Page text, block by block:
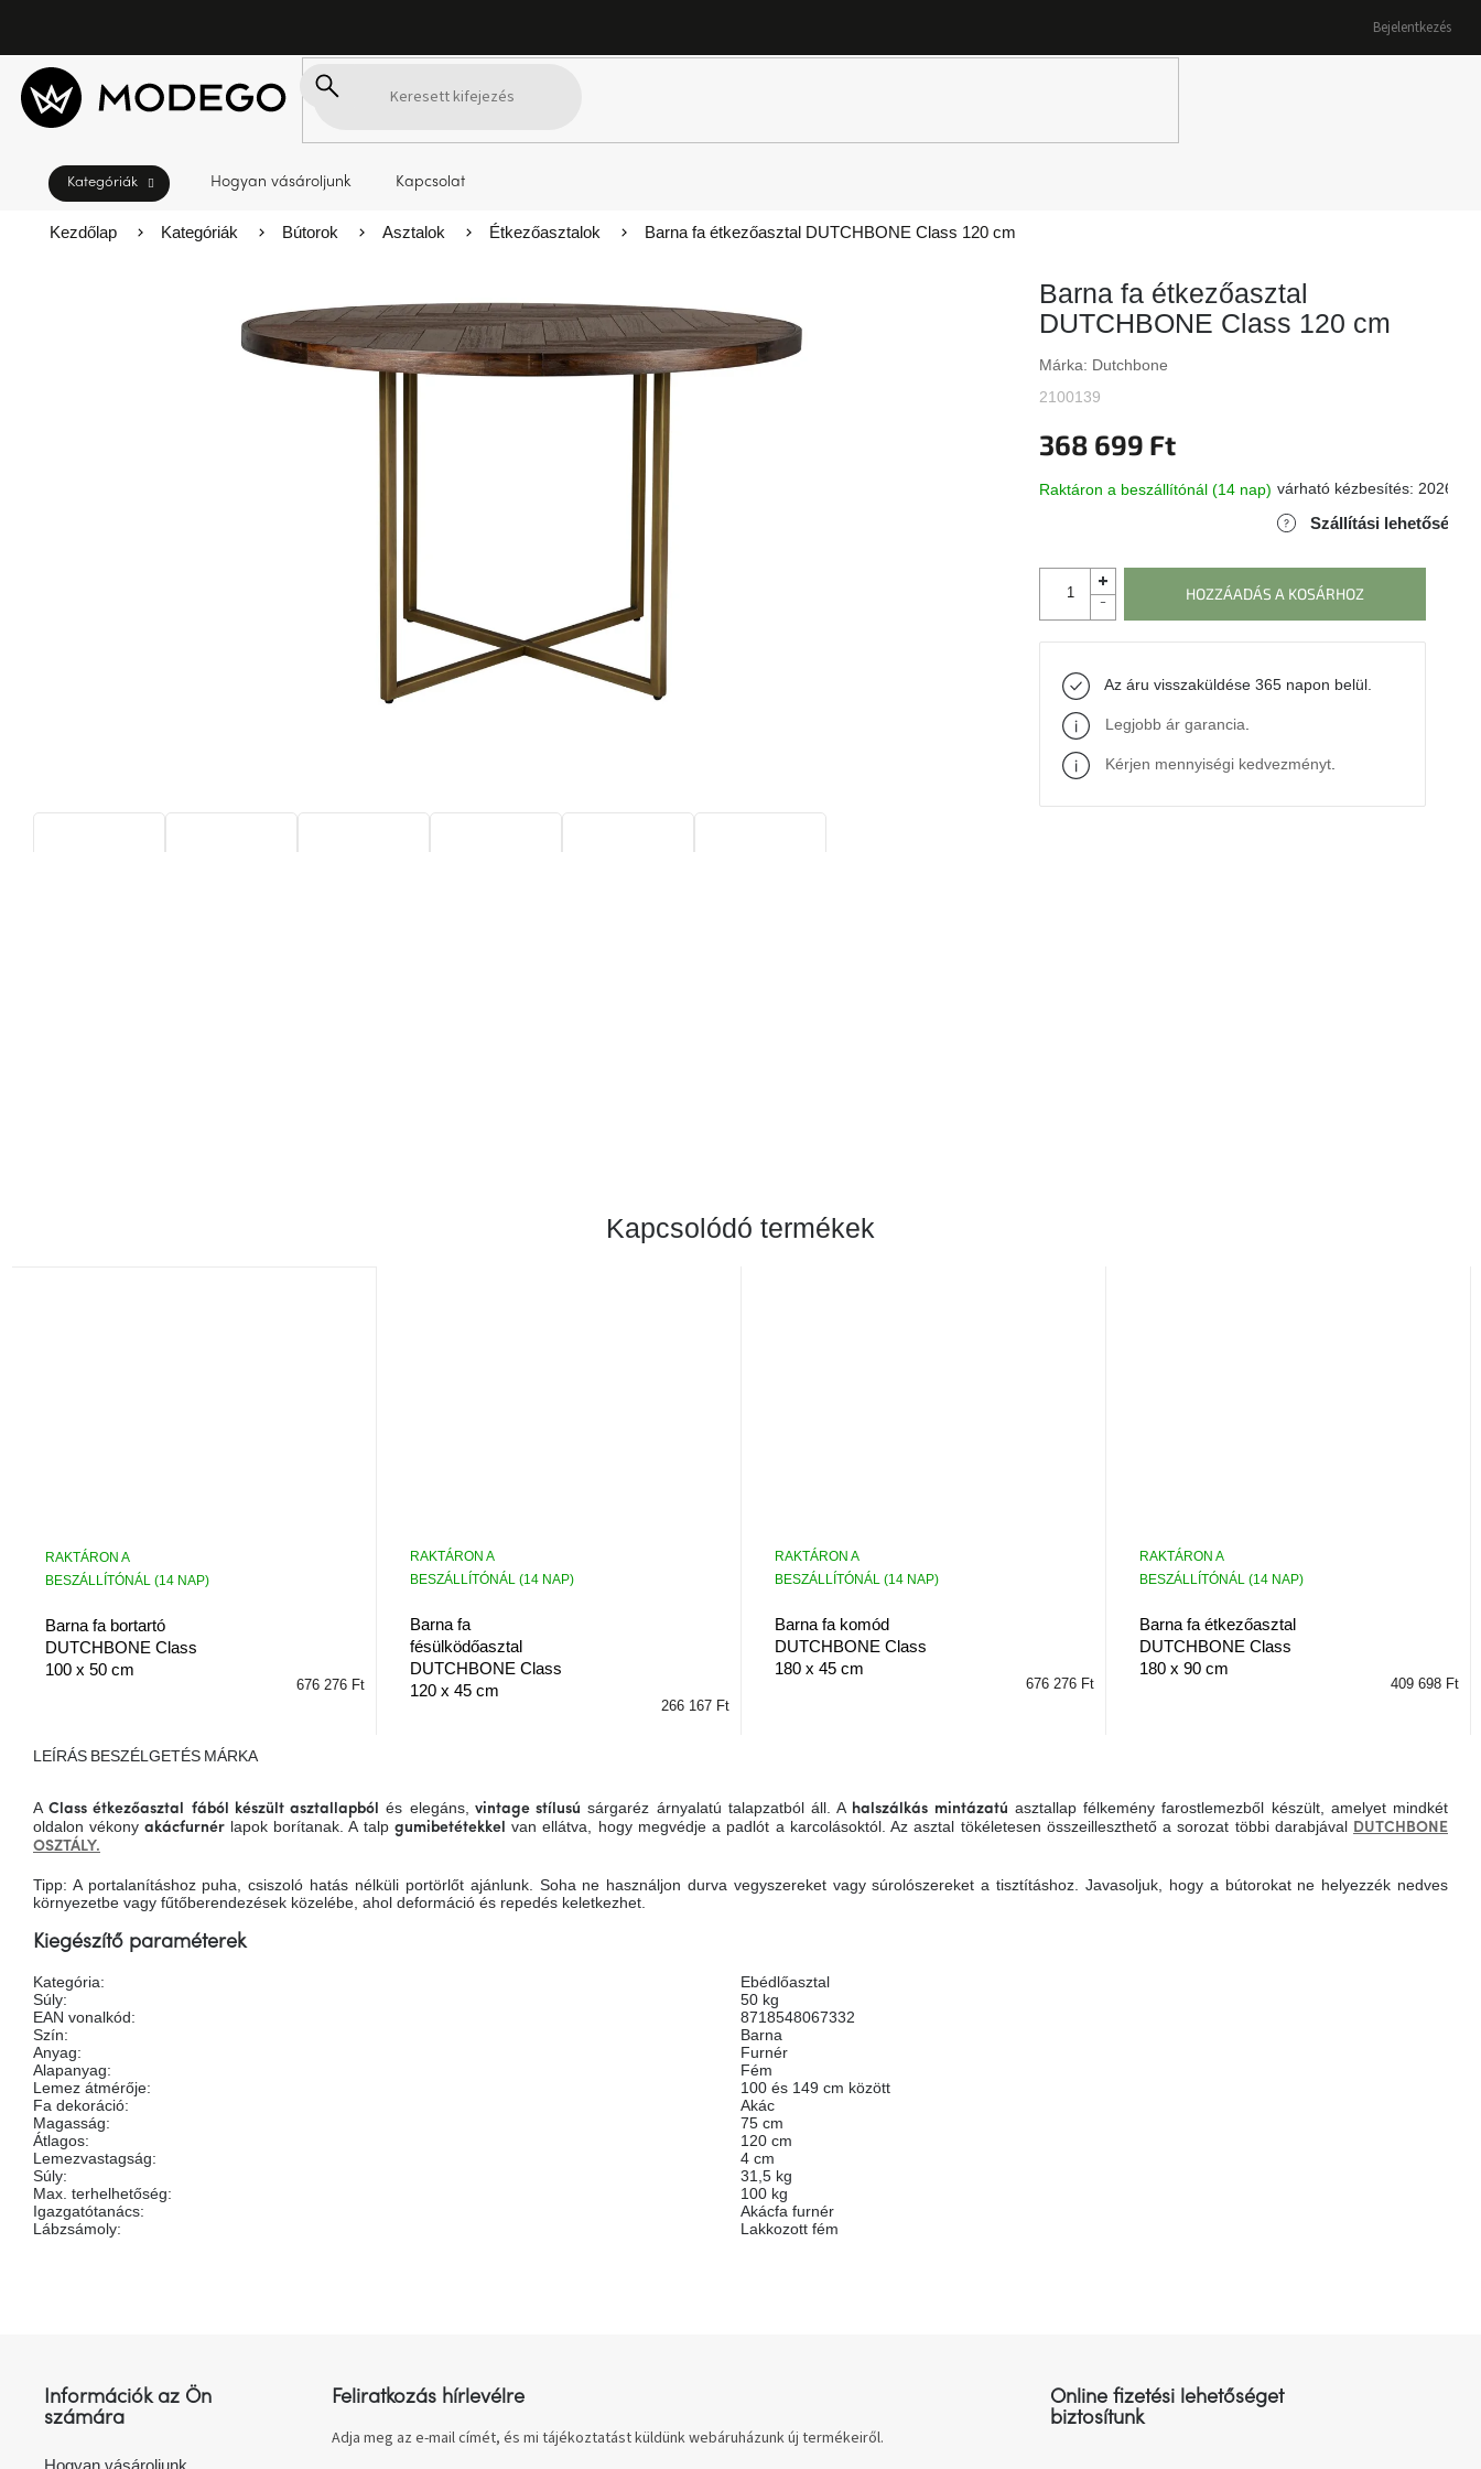
fő
tartalomhoz
Bejelentkezés
Hogyan vásároljunk Kapcsolat
Kezdőlap Kategóriák Bútorok Asztalok Étkezőasztalok Barna fa étkezőasztal DUTCHBONE Class 120 cm
Barna fa étkezőasztal
DUTCHBONE Class 120 cm
Márka: Dutchbone
2100139
368 699 Ft
Raktáron a beszállítónál (14 nap) várható kézbesítés:
Szállítási lehetőségek
HOZZÁADÁS A KOSÁRHOZ
Az áru visszaküldése 365 napon belül.
Legjobb ár garancia
Kérjen mennyiségi kedvezményt.
Kapcsolódó termékek
Barna fa bortartó
DUTCHBONE Class
100 x 50 cm
RAKTÁRON A
BESZÁLLÍTÓNÁL (14 NAP)
676 276 Ft
Barna fa
fésülködőasztal
DUTCHBONE Class
120 x 45 cm
RAKTÁRON A
BESZÁLLÍTÓNÁL (14 NAP)
266 167 Ft
Barna fa komód
DUTCHBONE Class
180 x 45 cm
RAKTÁRON A
BESZÁLLÍTÓNÁL (14 NAP)
676 276 Ft
Barna fa étkezőasztal
DUTCHBONE Class
180 x 90 cm
RAKTÁRON A
BESZÁLLÍTÓNÁL (14 NAP)
409 698 Ft
LEÍRÁS BESZÉLGETÉS MÁRKA
AClass étkezőasztal fából készült asztallapból és elegáns, vintage stílusú sárgaréz árnyalatú talapzatból áll. A halszálkás mintázatú asztallap félkemény farostlemezből készült, amelyet mindkét
oldalon vékony akácfurnérlapok borítanak. A talp gumibetétekkel van ellátva, hogy megvédje a padlót a karcolásoktól. Az asztal tökéletesen összeilleszthető a sorozat többi darabjával DUTCHBONE
OSZTÁLY.
Tipp: A portalanításhoz puha, csiszoló hatás nélküli portörlőt ajánlunk. Soha ne használjon durva vegyszereket vagy súrolószereket a tisztításhoz. Javasoljuk, hogy a bútorokat ne helyezzék nedves
környezetbe vagy fűtőberendezések közelébe, ahol deformáció és repedés keletkezhet.
Kiegészítő paraméterek
Kategória:
Ebédlőasztal
Súly:
50 kg
EAN vonalkód:
8718548067332
Szín:
Barna
Anyag:
Furnér
Alapanyag:
Fém
Lemez átmérője:
100 és 149 cm között
Fa dekoráció:
Akác
Magasság:
75 cm
Átlagos:
120 cm
Lemezvastagság:
4 cm
Súly:
31,5 kg
Max. terhelhetőség:
100 kg
Igazgatótanács:
Akácfa furnér
Lábzsámoly: Lakkozott fém
Információk az Ön
számára
Hogyan vásároljunk
Feliratkozás hírlevélre
Adja meg az e-mail címét, és mi tájékoztatást küldünk webáruházunk új termékeiről.
Online fizetési lehetőséget
biztosítunk